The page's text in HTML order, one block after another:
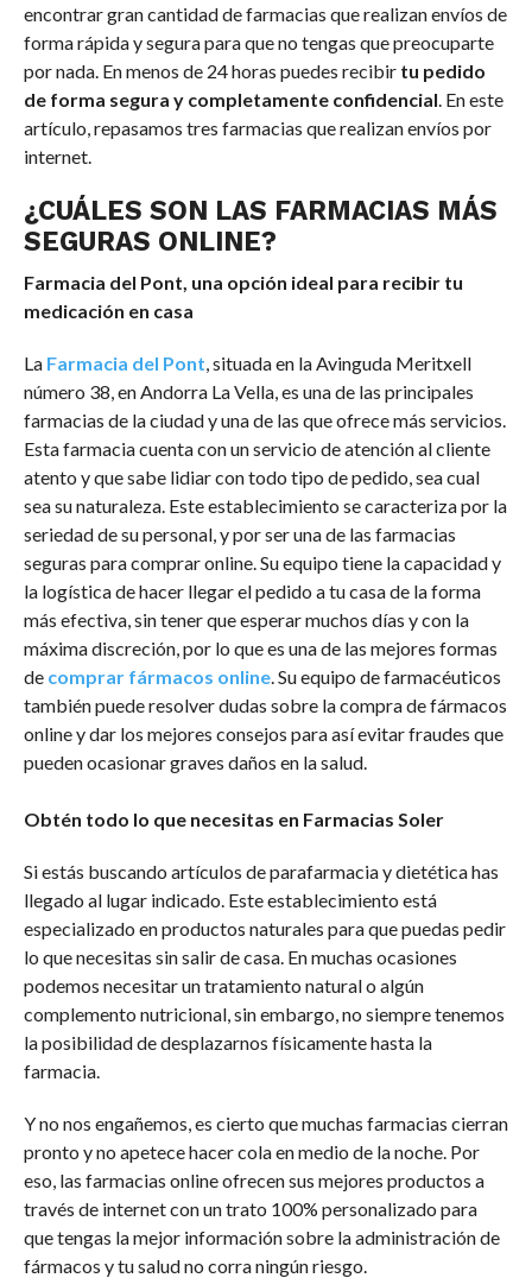
encontrar gran cantidad de farmacias que realizan envíos de
forma rápida y segura para que no tengas que preocuparte
por nada. En menos de 24 horas puedes recibir tu pedido
de forma segura y completamente confidencial . En este
artículo, repasamos tres farmacias que realizan envíos por
internet.
¿CUÁLES SON LAS FARMACIAS MÁS
SEGURAS ONLINE?
Farmacia del Pont, una opción ideal para recibir tu
medicación en casa
La Farmacia del Pont , situada en la Avinguda Meritxell
número 38, en Andorra La Vella, es una de las principales
farmacias de la ciudad y una de las que ofrece más servicios.
Esta farmacia cuenta con un servicio de atención al cliente
atento y que sabe lidiar con todo tipo de pedido, sea cual
sea su naturaleza. Este establecimiento se caracteriza por la
seriedad de su personal, y por ser una de las farmacias
seguras para comprar online. Su equipo tiene la capacidad y
la logística de hacer llegar el pedido a tu casa de la forma
más efectiva, sin tener que esperar muchos días y con la
máxima discreción, por lo que es una de las mejores formas
de comprar fármacos online. Su equipo de farmacéuticos
también puede resolver dudas sobre la compra de fármacos
online y dar los mejores consejos para así evitar fraudes que
pueden ocasionar graves daños en la salud.
Obtén todo lo que necesitas en Farmacias Soler
Si estás buscando artículos de parafarmacia y dietética has
llegado al lugar indicado. Este establecimiento está
especializado en productos naturales para que puedas pedir
lo que necesitas sin salir de casa. En muchas ocasiones
podemos necesitar un tratamiento natural o algún
complemento nutricional, sin embargo, no siempre tenemos
la posibilidad de desplazarnos físicamente hasta la
farmacia.
Y no nos engañemos, es cierto que muchas farmacias cierran
pronto y no apetece hacer cola en medio de la noche. Por
eso, las farmacias online ofrecen sus mejores productos a
través de internet con un trato 100% personalizado para
que tengas la mejor información sobre la administración de
fármacos y tu salud no corra ningún riesgo.